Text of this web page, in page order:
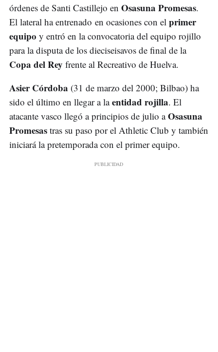
órdenes de Santi Castillejo en Osasuna Promesas.
El lateral ha entrenado en ocasiones con el primer
equipo y entró en la convocatoria del equipo rojillo
para la disputa de los dieciseisavos de final de la
Copa del Rey frente al Recreativo de Huelva.
Asier Córdoba (31 de marzo del 2000; Bilbao) ha
sido el último en llegar a laentidad rojilla. El
atacante vasco llegó a principios de julio aOsasuna
Promesas tras su paso por el Athletic Club y también
iniciará la pretemporada con el primer equipo.